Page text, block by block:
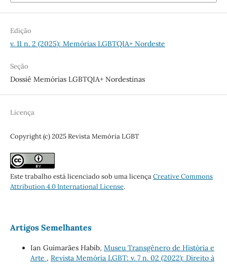
Edição
v. 11 n. 2 (2025): Memórias LGBTQIA+ Nordeste
Seção
Dossiê Memórias LGBTQIA+ Nordestinas
Licença
Copyright (c) 2025 Revista Memória LGBT
Este trabalho está licenciado sob uma licençaCreative Commons
Attribution 4.0 International License.
Artigos Semelhantes
Ian Guimarães Habib, Museu Transgênero de História e
Arte , Revista Memória LGBT: v. 7 n. 02 (2022): Direito à